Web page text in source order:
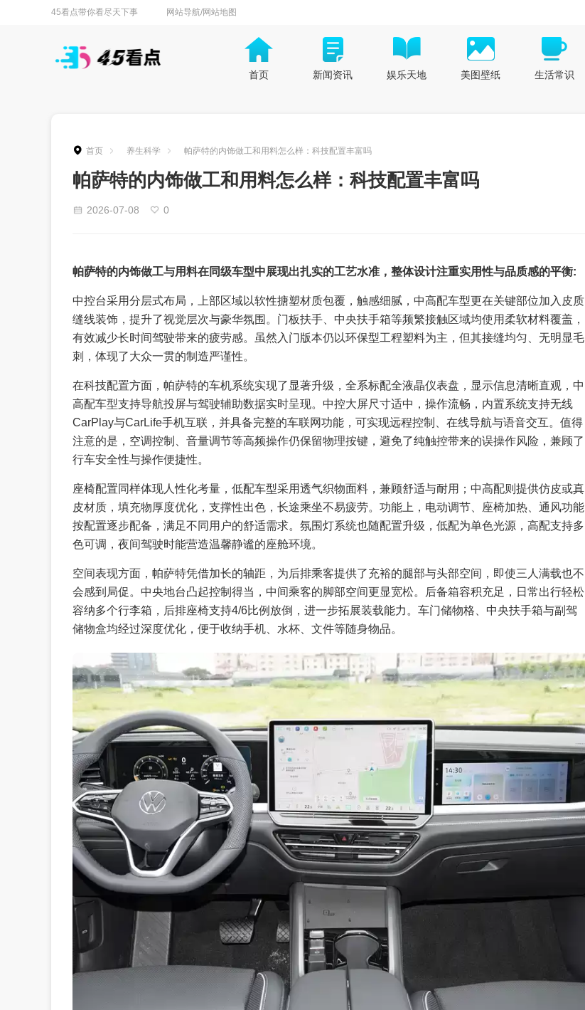
45看点带你看尽天下事 网站导航/网站地图
首页 新闻资讯 娱乐天地 美图壁纸 生活常识
首页 养生科学 帕萨特的内饰做工和用料怎么样：科技配置丰富吗
帕萨特的内饰做工和用料怎么样：科技配置丰富吗
2026-07-08 0
帕萨特的内饰做工与用料在同级车型中展现出扎实的工艺水准，整体设计注重实用性与品质感的平衡:
中控台采用分层式布局，上部区域以软性搪塑材质包覆，触感细腻，中高配车型更在关键部位加入皮质
缝线装饰，提升了视觉层次与豪华氛围。门板扶手、中央扶手箱等频繁接触区域均使用柔软材料覆盖，
有效减少长时间驾驶带来的疲劳感。虽然入门版本仍以环保型工程塑料为主，但其接缝均匀、无明显毛
刺，体现了大众一贯的制造严谨性。
在科技配置方面，帕萨特的车机系统实现了显著升级，全系标配全液晶仪表盘，显示信息清晰直观，中
高配车型支持导航投屏与驾驶辅助数据实时呈现。中控大屏尺寸适中，操作流畅，内置系统支持无线
CarPlay与CarLife手机互联，并具备完整的车联网功能，可实现远程控制、在线导航与语音交互。值得
注意的是，空调控制、音量调节等高频操作仍保留物理按键，避免了纯触控带来的误操作风险，兼顾了
行车安全性与操作便捷性。
座椅配置同样体现人性化考量，低配车型采用透气织物面料，兼顾舒适与耐用；中高配则提供仿皮或真
皮材质，填充物厚度优化，支撑性出色，长途乘坐不易疲劳。功能上，电动调节、座椅加热、通风功能
按配置逐步配备，满足不同用户的舒适需求。氛围灯系统也随配置升级，低配为单色光源，高配支持多
色可调，夜间驾驶时能营造温馨静谧的座舱环境。
空间表现方面，帕萨特凭借加长的轴距，为后排乘客提供了充裕的腿部与头部空间，即使三人满载也不
会感到局促。中央地台凸起控制得当，中间乘客的脚部空间更显宽松。后备箱容积充足，日常出行轻松
容纳多个行李箱，后排座椅支持4/6比例放倒，进一步拓展装载能力。车门储物格、中央扶手箱与副驾
储物盒均经过深度优化，便于收纳手机、水杯、文件等随身物品。